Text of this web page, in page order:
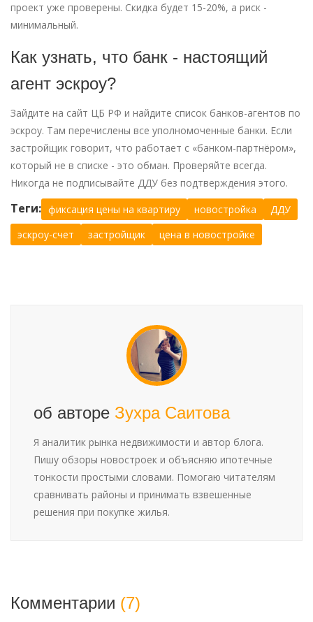
проект уже проверены. Скидка будет 15-20%, а риск -
минимальный.
Как узнать, что банк - настоящий
агент эскроу?
Зайдите на сайт ЦБ РФ и найдите список банков-агентов по
эскроу. Там перечислены все уполномоченные банки. Если
застройщик говорит, что работает с «банком-партнёром»,
который не в списке - это обман. Проверяйте всегда.
Никогда не подписывайте ДДУ без подтверждения этого.
Теги: фиксация цены на квартиру новостройка
ДДУ
эскроу-счет
застройщик цена в новостройке
об авторе Зухра Саитова
Я аналитик рынка недвижимости и автор блога.
Пишу обзоры новостроек и объясняю ипотечные
тонкости простыми словами. Помогаю читателям
сравнивать районы и принимать взвешенные
решения при покупке жилья.
Комментарии (7)